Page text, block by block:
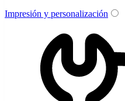
Impresión y personalización